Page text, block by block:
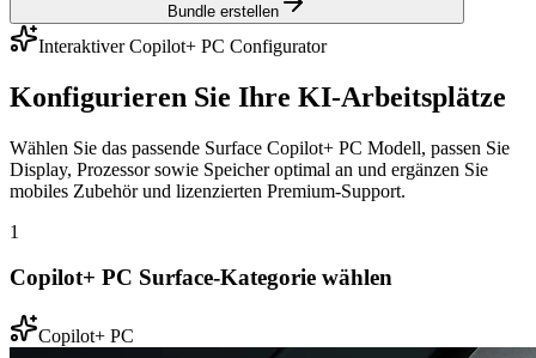
Bundle erstellen
Interaktiver Copilot+ PC Configurator
Konfigurieren Sie Ihre KI-Arbeitsplätze
Wählen Sie das passende Surface Copilot+ PC Modell, passen Sie
Display, Prozessor sowie Speicher optimal an und ergänzen Sie
mobiles Zubehör und lizenzierten Premium-Support.
1
Copilot+ PC Surface-Kategorie wählen
Copilot+ PC